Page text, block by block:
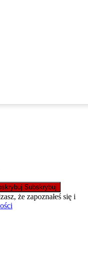
Subskrybuj
że zapoznałeś się i